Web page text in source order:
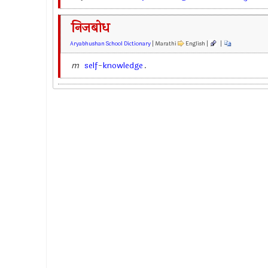
निजबोध
Aryabhushan School Dictionary| Marathi English | |
m self-knowledge.